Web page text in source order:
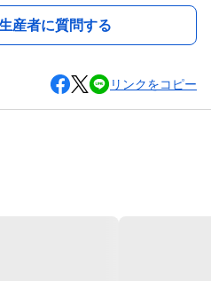
産者に質問する
リンクをコピー